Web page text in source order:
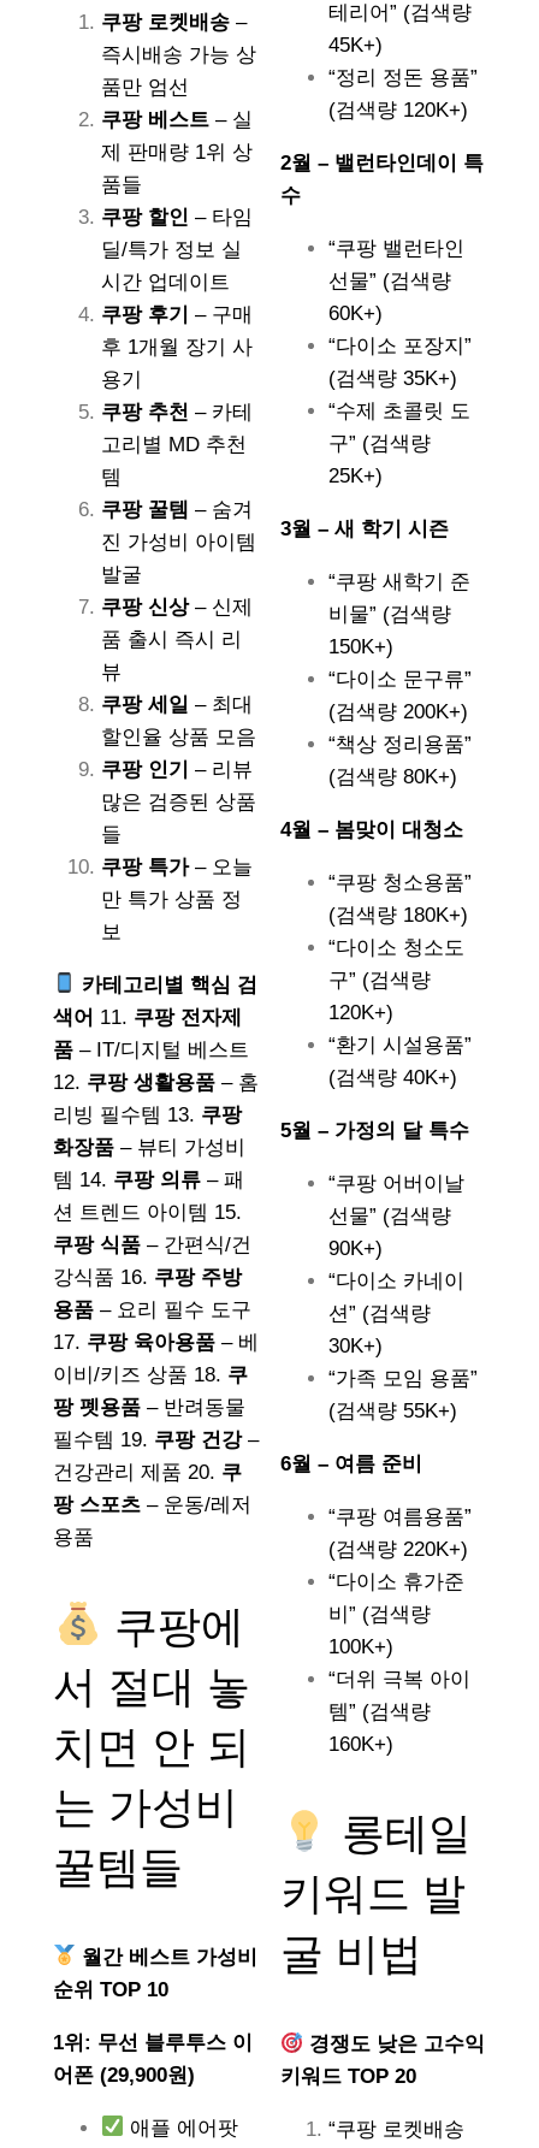
쿠팡 로켓배송 –
즉시배송 가능 상
품만 엄선
쿠팡 베스트 – 실
제 판매량 1위 상
품들
쿠팡 할인 – 타임
딜/특가 정보 실
시간 업데이트
쿠팡 후기
– 구매
후 1개월 장기 사
용기
쿠팡 추천 – 카테
고리별 MD 추천
템
쿠팡 꿀템 – 숨겨
진 가성비 아이템
발굴
쿠팡 신상– 신제
품 출시 즉시 리
뷰
쿠팡 세일 – 최대
할인율 상품 모음
쿠팡 인기
– 리뷰
많은 검증된 상품
들
쿠팡 특가– 오늘
만 특가 상품 정
보
카테고리별 핵심 검
색어 11. 쿠팡 전자제
품 – IT/디지털 베스트
12. 쿠팡 생활용품 – 홈
리빙 필수템 13. 쿠팡
화장품 – 뷰티 가성비
템 14. 쿠팡 의류 – 패
션 트렌드 아이템 15.
쿠팡 식품 – 간편식/건
강식품 16. 쿠팡 주방
용품 – 요리 필수 도구
17. 쿠팡 육아용품 – 베
이비/키즈 상품 18. 쿠
팡 펫용품 – 반려동물
필수템 19. 쿠팡 건강–
건강관리 제품 20. 쿠
팡 스포츠 – 운동/레저
용품
쿠팡에
서 절대 놓
치면 안 되
는 가성비
꿀템들
월간 베스트 가성비
순위 TOP 10
1위: 무선 블루투스 이
어폰 (29,900원)
애플 에어팟
테리어” (검색량
45K+)
“정리 정돈 용품”
(검색량 120K+)
2월 – 밸런타인데이 특
수
“쿠팡 밸런타인
선물” (검색량
60K+)
“다이소 포장지”
(검색량 35K+)
“수제 초콜릿 도
구” (검색량
25K+)
3월 – 새 학기 시즌
“쿠팡 새학기 준
비물” (검색량
150K+)
“다이소 문구류”
(검색량 200K+)
“책상 정리용품”
(검색량 80K+)
4월 – 봄맞이 대청소
“쿠팡 청소용품”
(검색량 180K+)
“다이소 청소도
구” (검색량
120K+)
“환기 시설용품”
(검색량 40K+)
5월 – 가정의 달 특수
“쿠팡 어버이날
선물” (검색량
90K+)
“다이소 카네이
션” (검색량
30K+)
“가족 모임 용품”
(검색량 55K+)
6월 – 여름 준비
“쿠팡 여름용품”
(검색량 220K+)
“다이소 휴가준
비” (검색량
100K+)
“더위 극복 아이
템” (검색량
160K+)
롱테일
키워드 발
굴 비법
경쟁도 낮은 고수익
키워드 TOP 20
“쿠팡 로켓배송